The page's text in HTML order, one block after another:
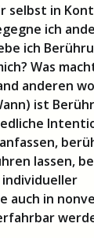
selbst in
ich
ich
Was
anderen
ist
lassen,
auch in